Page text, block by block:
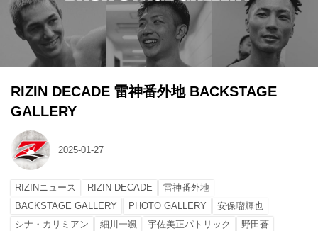
RIZIN DECADE 雷神番外地 BACKSTAGE
GALLERY
2025-01-27
RIZINニュース RIZIN DECADE
雷神番外地
BACKSTAGE GALLERY
PHOTO GALLERY
安保瑠輝也
シナ・カリミアン
細川一颯 宇佐美正パトリック 野田蒼